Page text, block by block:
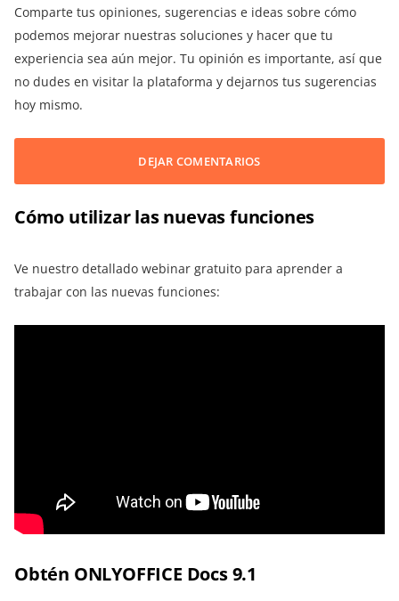
Comparte tus opiniones, sugerencias e ideas sobre cómo
podemos mejorar nuestras soluciones y hacer que tu
experiencia sea aún mejor. Tu opinión es importante, así que
no dudes en visitar la plataforma y dejarnos tus sugerencias
hoy mismo.
DEJAR COMENTARIOS
Cómo utilizar las nuevas funciones
Ve nuestro detallado webinar gratuito para aprender a
trabajar con las nuevas funciones:
Obtén ONLYOFFICE Docs 9.1